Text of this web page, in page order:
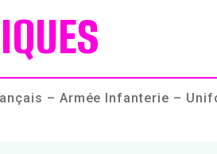
– Armée Infanterie –